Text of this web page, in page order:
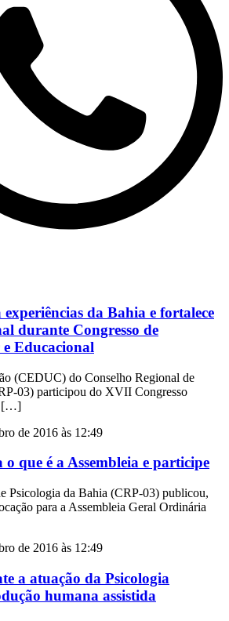
da Bahia e fortalece
durante Congresso de
Educacional
(CEDUC) do Conselho Regional de
03) participou do XVII Congresso
[…]
de 2016 às 12:49
o que é a Assembleia e participe
Psicologia da Bahia (CRP-03) publicou,
para a Assembleia Geral Ordinária
de 2016 às 12:49
a atuação da Psicologia
humana assistida